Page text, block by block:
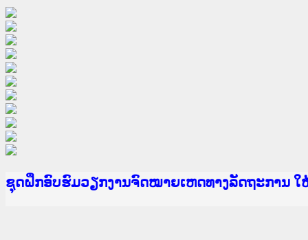
Ministry of Justice Lao PDR
ເຜີຍແຜ່ວັບໄຊຈົດໝາຍເຫດທາງລັດຖະການ ແລະ ແອັ
ກະຊວງຍຸຕິທຳ
ຊຸດຝຶກອົບຮົມວຽກງານຈົດໝາຍເຫດທາງລັດຖະການ
ກອງປະຊຸມທົບທວນຄືນການຈັດຕັ້ງປະຕິບັດວຽກງານຈົ
ຝຶກອົບຮົມ ຜູ່ປະສານງານວຽກງານຈົດໝາຍເຫດທາງລັ
ຝຶກອົບຮົມ ຜູ່ປະສານງານວຽກງານຈົດໝາຍເຫດທາງລັ
ເຜີຍແຜ່ແອັບກົດໝາຍລາວ ແລະ ເວັບໄຊຈົດໝາຍເຫດ
ເຜີຍແຜ່ແອັບກົດໝາຍລາວ ແລະ ເວັບໄຊຈົດໝາຍເຫດ
ຍົກລະດັບວຽກງານຈົດໝາຍເຫດທາງລັດຖະການໃຫ້ຜູ້
ຊຸດຝຶກອົບຮົມວຽກງານຈົດໝາຍເຫດທາງລັດຖະການ ໃ